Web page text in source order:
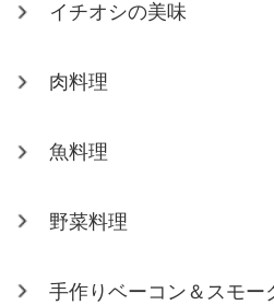
イチオシの美味
肉料理
魚料理
野菜料理
手作りベーコン＆スモー